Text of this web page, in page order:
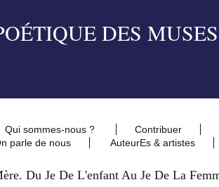
Qui sommes-nous ?
Contribuer
parle de nous AuteurEs & artistes
Du Je De L'enfant Au Je De La